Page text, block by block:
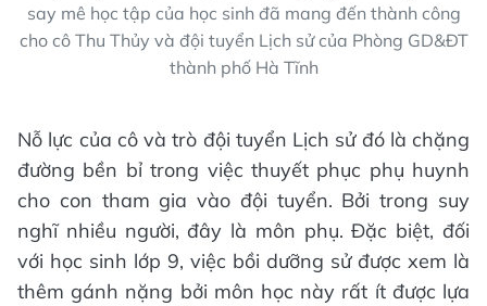
say mê học tập của học sinh đã mang đến thành công
cho cô Thu Thủy và đội tuyển Lịch sử của Phòng GD&ĐT
thành phố Hà Tĩnh
Nỗ lực của cô và trò đội tuyển Lịch sử đó là chặng
đường bền bỉ trong việc thuyết phục phụ huynh
cho con tham gia vào đội tuyển. Bởi trong suy
nghĩ nhiều người, đây là môn phụ. Đặc biệt, đối
với học sinh lớp 9, việc bồi dưỡng sử được xem là
thêm gánh nặng bởi môn học này rất ít được lựa